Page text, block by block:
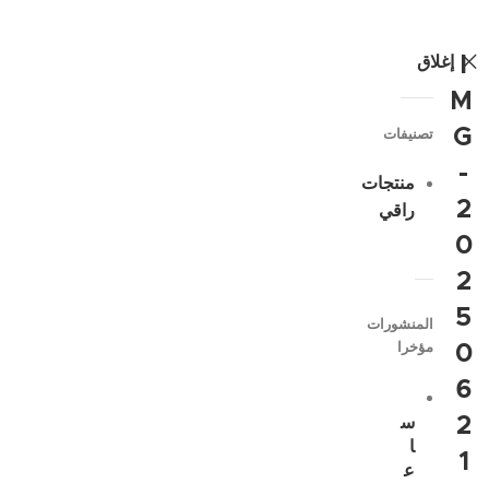
I
M
G
-
2
0
2
5
0
6
2
1
إغلاق
تصنيفات
منتجات
راقي
المنشورات
مؤخرا
س
ا
ع